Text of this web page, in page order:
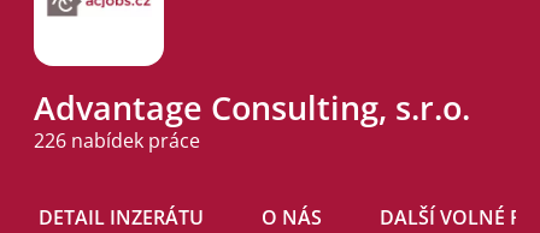
Advantage Consulting, s.r.o.
226 nabídek práce
DETAIL INZERÁTU O NÁS DALŠÍ VOLNÉ